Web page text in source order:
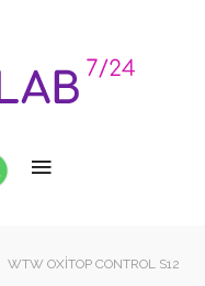
WTW OXITOP CONTROL S12